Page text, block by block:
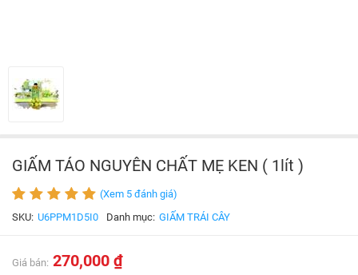
GIẤM TÁO NGUYÊN CHẤT MẸ KEN ( 1lít )
(Xem 5 đánh giá)
SKU: U6PPM1D5I0 Danh mục: GIẤM TRÁI CÂY
Giá bán: 270,000 ₫